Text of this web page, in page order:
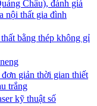
Châu), đánh giá
nội thất gia đình
bằng thép không gỉ
giản thời gian thiết
trắng
kỹ thuật số